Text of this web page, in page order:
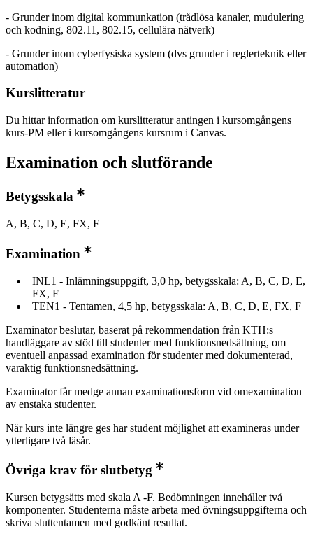
- Grunder inom digital kommunkation (trådlösa kanaler, mudulering
och kodning, 802.11, 802.15, cellulära nätverk)
- Grunder inom cyberfysiska system (dvs grunder i reglerteknik eller
automation)
Kurslitteratur
Du hittar information om kurslitteratur antingen i kursomgångens
kurs-PM eller i kursomgångens kursrum i Canvas.
Examination och slutförande
Betygsskala
A, B, C, D, E, FX, F
Examination
INL1 - Inlämningsuppgift, 3,0 hp, betygsskala: A, B, C, D, E,
FX, F
TEN1 - Tentamen, 4,5 hp, betygsskala: A, B, C, D, E, FX, F
Examinator beslutar, baserat på rekommendation från KTH:s
handläggare av stöd till studenter med funktionsnedsättning, om
eventuell anpassad examination för studenter med dokumenterad,
varaktig funktionsnedsättning.
Examinator får medge annan examinationsform vid omexamination
av enstaka studenter.
När kurs inte längre ges har student möjlighet att examineras under
ytterligare två läsår.
Övriga krav för slutbetyg
Kursen betygsätts med skala A -F. Bedömningen innehåller två
komponenter. Studenterna måste arbeta med övningsuppgifterna och
skriva sluttentamen med godkänt resultat.